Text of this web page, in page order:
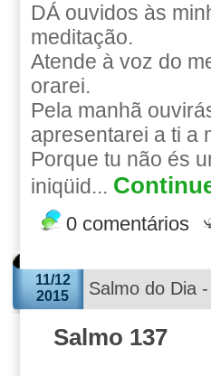
DÁ ouvidos às
meditação.
Atende à voz do
orarei.
Pela manhã
apresentarei a ti a
Porque tu não és
iniqüid...
0 comentários
11/12
2015
Salmo do Dia
Salmo 137